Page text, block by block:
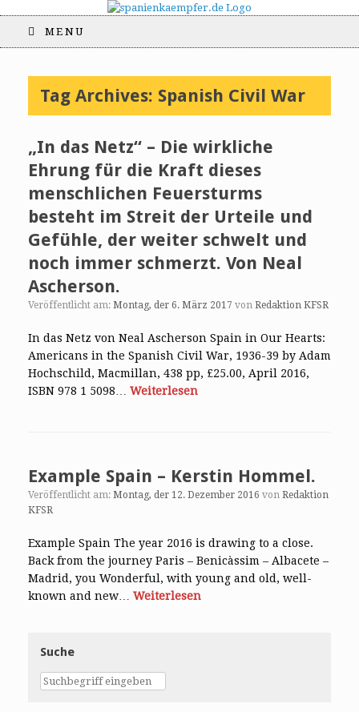
MENU
Tag Archives: Spanish Civil War
„In das Netz“ – Die wirkliche
Ehrung für die Kraft dieses
menschlichen Feuersturms
besteht im Streit der Urteile und
Gefühle, der weiter schwelt und
noch immer schmerzt. Von Neal
Ascherson.
Veröffentlicht am: Montag, der 6. März 2017 von Redaktion KFSR
In das Netz von Neal Ascherson Spain in Our Hearts:
Americans in the Spanish Civil War, 1936-39 by Adam
Hochschild, Macmillan, 438 pp, £25.00, April 2016,
ISBN 978 1 5098… Weiterlesen
Example Spain – Kerstin Hommel.
Veröffentlicht am: Montag, der 12. Dezember 2016 von Redaktion
KFSR
Example Spain The year 2016 is drawing to a close.
Back from the journey Paris – Benicàssim – Albacete –
Madrid, you Wonderful, with young and old, well-
known and new… Weiterlesen
Suche